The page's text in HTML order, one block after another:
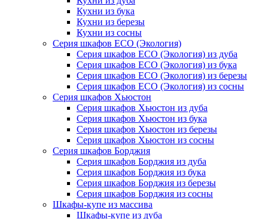
Кухни из бука
Кухни из березы
Кухни из сосны
Серия шкафов ECO (Экология)
Серия шкафов ECO (Экология) из дуба
Серия шкафов ECO (Экология) из бука
Серия шкафов ECO (Экология) из березы
Серия шкафов ECO (Экология) из сосны
Серия шкафов Хьюстон
Серия шкафов Хьюстон из дуба
Серия шкафов Хьюстон из бука
Серия шкафов Хьюстон из березы
Серия шкафов Хьюстон из сосны
Серия шкафов Борджия
Серия шкафов Борджия из дуба
Серия шкафов Борджия из бука
Серия шкафов Борджия из березы
Серия шкафов Борджия из сосны
Шкафы-купе из массива
Шкафы-купе из дуба